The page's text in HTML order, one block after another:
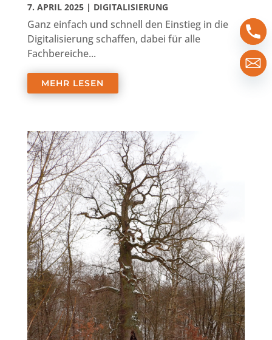
7. APRIL 2025| DIGITALISIERUNG
Ganz einfach und schnell den Einstieg in die
Digitalisierung schaffen, dabei für alle
Fachbereiche...
MEHR LESEN